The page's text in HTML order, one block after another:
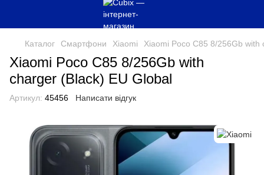
Каталог Смартфони Xiaomi Xiaomi Poco C85 8/256Gb
Xiaomi Poco C85 8/256Gb with
charger (Black) EU Global
Артикул: 45456 Написати відгук